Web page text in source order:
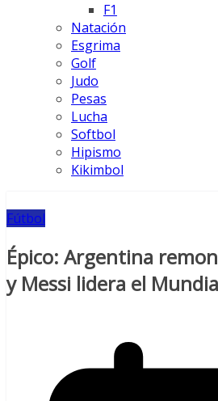
F1
Natación
Esgrima
Golf
Judo
Pesas
Lucha
Softbol
Hipismo
Kikimbol
Fútbol
Épico: Argentina
y Messi lidera el